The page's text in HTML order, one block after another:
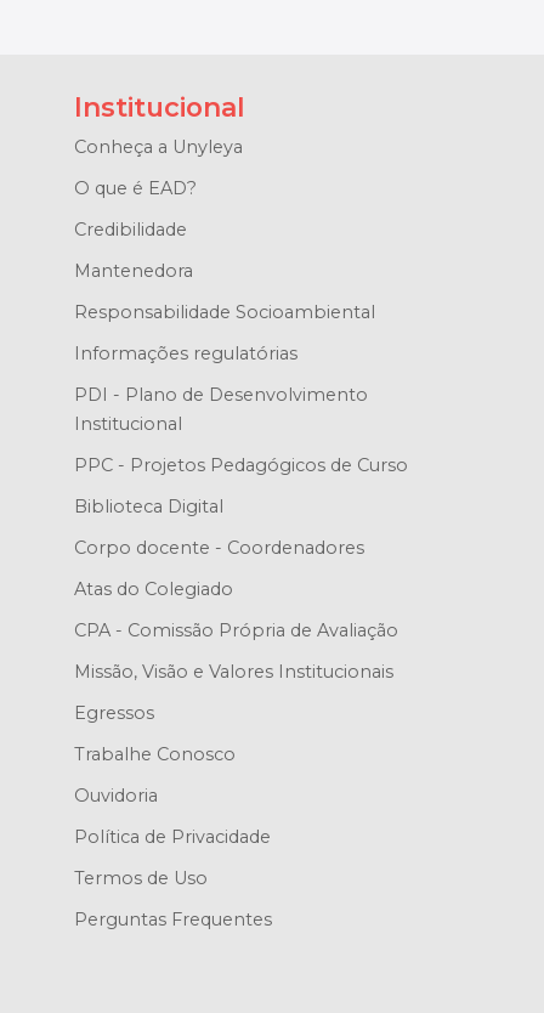
Institucional
Conheça a Unyleya
O que é EAD?
Credibilidade
Mantenedora
Responsabilidade Socioambiental
Informações regulatórias
PDI - Plano de Desenvolvimento
Institucional
PPC - Projetos Pedagógicos de Curso
Biblioteca Digital
Corpo docente - Coordenadores
Atas do Colegiado
CPA - Comissão Própria de Avaliação
Missão, Visão e Valores Institucionais
Egressos
Trabalhe Conosco
Ouvidoria
Política de Privacidade
Termos de Uso
Perguntas Frequentes